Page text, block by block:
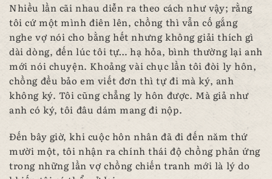
Nhiều lần cãi nhau diễn ra theo cách như vậy; rằng
tôi cứ một mình điên lên, chồng thì vẫn cố gắng
nghe vợ nói cho bằng hết nhưng không giải thích gì
dài dòng, đến lúc tôi tự… hạ hỏa, bình thường lại anh
mới nói chuyện. Khoảng vài chục lần tôi đòi ly hôn,
chồng đều bảo em viết đơn thì tự đi mà ký, anh
không ký. Tôi cũng chẳng ly hôn được. Mà giả như
anh có ký, tôi đâu dám mang đi nộp.
Đến bây giờ, khi cuộc hôn nhân đã đi đến năm thứ
mười một, tôi nhận ra chính thái độ chồng phản ứng
trong những lần vợ chồng chiến tranh mới là lý do